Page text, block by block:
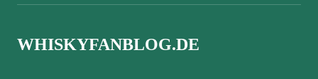
WHISKYFANBLOG.DE